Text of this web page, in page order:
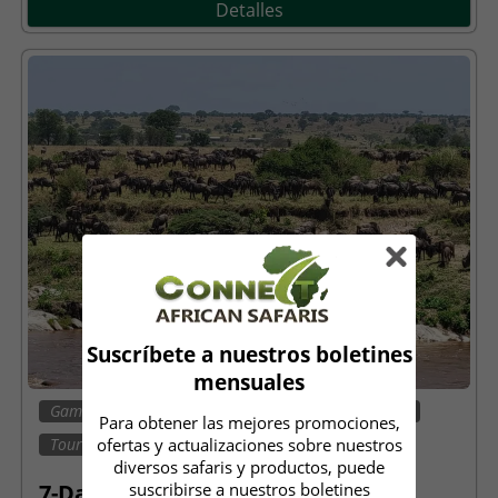
Suscríbete a nuestros boletines
mensuales
Para obtener las mejores promociones,
ofertas y actualizaciones sobre nuestros
diversos safaris y productos, puede
suscribirse a nuestros boletines
Detalles
Game Drives Migración
Tour Cultural
Vida Silvestre